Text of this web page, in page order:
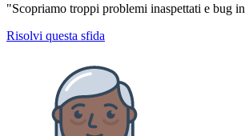
"Scopriamo troppi problemi inaspettati e bug
Risolvi questa sfida